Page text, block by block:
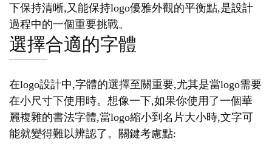
下保持清晰,又能保持logo優雅外觀的平衡點,是設計
過程中的一個重要挑戰。
選擇合適的字體
在logo設計中,字體的選擇至關重要,尤其是當logo需要
在小尺寸下使用時。想像一下,如果你使用了一個華
麗複雜的書法字體,當logo縮小到名片大小時,文字可
能就變得難以辨認了。關鍵考慮點: